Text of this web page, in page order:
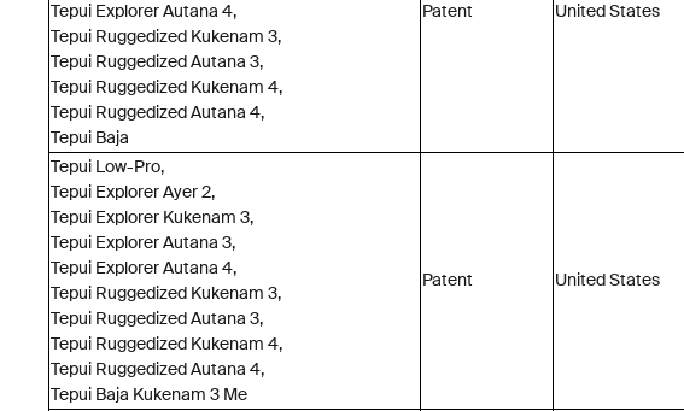
Tepui Explorer Autana 4,
Tepui Ruggedized Kukenam 3,
Tepui Ruggedized Autana 3,
Tepui Ruggedized Kukenam 4,
Tepui Ruggedized Autana 4,
Tepui Baja
Patent United States
Tepui Low-Pro,
Tepui Explorer Ayer 2,
Tepui Explorer Kukenam 3,
Tepui Explorer Autana 3,
Tepui Explorer Autana 4,
Tepui Ruggedized Kukenam 3,
Tepui Ruggedized Autana 3,
Tepui Ruggedized Kukenam 4,
Tepui Ruggedized Autana 4,
Tepui Baja Kukenam 3 Me
Patent United States